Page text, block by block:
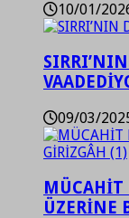
10/01/
09/03/
MÜCAHİT
ÜZERİNE